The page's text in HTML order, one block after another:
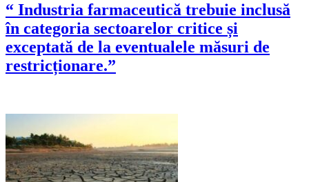
“ Industria farmaceutică trebuie inclusă
în categoria sectoarelor critice și
exceptată de la eventualele măsuri de
restricționare.”